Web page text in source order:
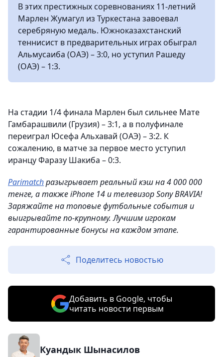
В этих престижных соревнованиях 11-летний
Марлен Жумагул из Туркестана завоевал
серебряную медаль. Южноказахстанский
теннисист в предварительных играх обыграл
Альмусаиба (ОАЭ) – 3:0, но уступил Рашеду
(ОАЭ) – 1:3.
На стадии 1/4 финала Марлен был сильнее Мате
Гамбарашвили (Грузия) – 3:1, а в полуфинале
переиграл Юсефа Альхавай (ОАЭ) – 3:2. К
сожалению, в матче за первое место уступил
иранцу Фаразу Шакиба – 0:3.
Parimatchразыгрывает реальный кэш на 4 000 000
тенге, а также iPhone 14 и телевизор Sony BRAVIA!
Заряжайте на топовые футбольные события и
выигрывайте по-крупному. Лучшим игрокам
гарантированные бонусы на каждом этапе.
Поделитесь новостью
Добавить в Google, чтобы
читать новости первым
Куандык Шынасилов